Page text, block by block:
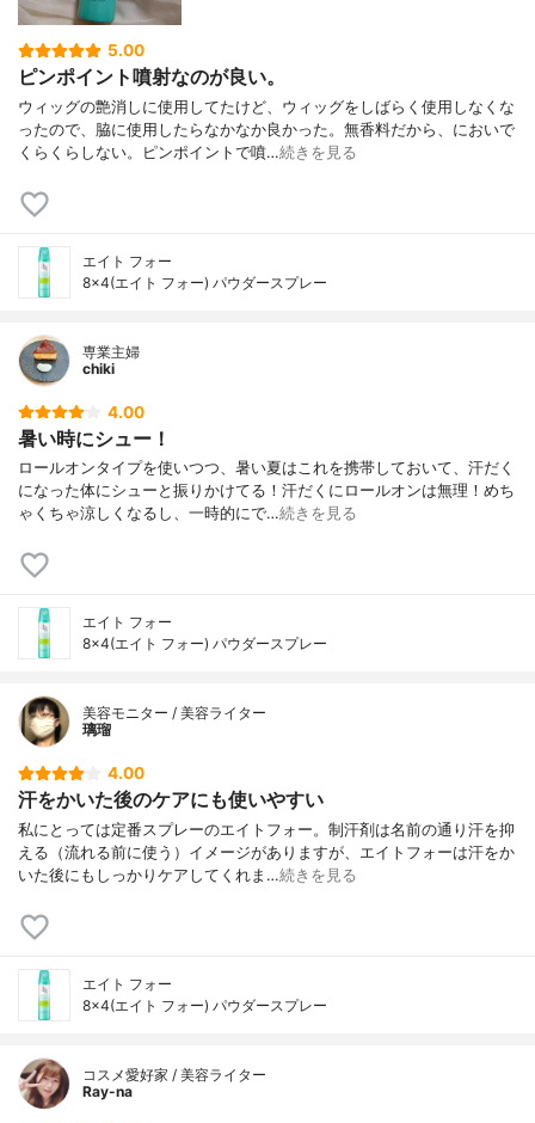
5.00
ピンポイント噴射なのが良い。
ウィッグの艶消しに使用してたけど、ウィッグをしばらく使用しなくな
ったので、脇に使用したらなかなか良かった。無香料だから、においで
くらくらしない。ピンポイントで噴…続きを見る
エイト フォー
8×4(エイト フォー) パウダースプレー
専業主婦
chiki
4.00
暑い時にシュー！
ロールオンタイプを使いつつ、暑い夏はこれを携帯しておいて、汗だく
になった体にシューと振りかけてる！汗だくにロールオンは無理！めち
ゃくちゃ涼しくなるし、一時的にで…続きを見る
エイト フォー
8×4(エイト フォー) パウダースプレー
美容モニター / 美容ライター
璃瑠
4.00
汗をかいた後のケアにも使いやすい
私にとっては定番スプレーのエイトフォー。制汗剤は名前の通り汗を抑
える（流れる前に使う）イメージがありますが、エイトフォーは汗をか
いた後にもしっかりケアしてくれま…続きを見る
エイト フォー
8×4(エイト フォー) パウダースプレー
コスメ愛好家 / 美容ライター
Ray-na